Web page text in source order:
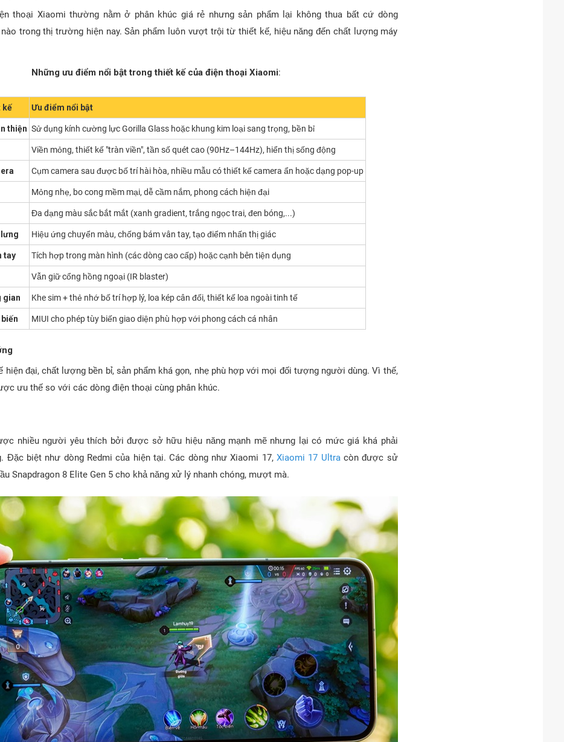
thoại Xiaomi thường nằm ở phân khúc giá rẻ nhưng sản phẩm lại không thua bất cứ dòng
trong thị trường hiện nay. Sản phẩm luôn vượt trội từ thiết kế, hiệu năng đến chất lượng máy
Những ưu điểm nổi bật trong thiết kế của điện thoại Xiaomi:
kế Ưu điểm nổi bật
thiện Sử dụng kính cường lực Gorilla Glass hoặc khung kim loại sang trọng, bền bỉ
Viền mỏng, thiết kế "tràn viền", tần số quét cao (90Hz–144Hz), hiển thị sống động
Cụm camera sau được bố trí hài hòa, nhiều mẫu có thiết kế camera ẩn hoặc dạng pop-up
Mỏng nhẹ, bo cong mềm mại, dễ cầm nắm, phong cách hiện đại
Đa dạng màu sắc bắt mắt (xanh gradient, trắng ngọc trai, đen bóng,...)
Hiệu ứng chuyển màu, chống bám vân tay, tạo điểm nhấn thị giác
tay Tích hợp trong màn hình (các dòng cao cấp) hoặc cạnh bên tiện dụng
Vẫn giữ cổng hồng ngoại (IR blaster)
gian Khe sim + thẻ nhớ bố trí hợp lý, loa kép cân đối, thiết kế loa ngoài tinh tế
biến MIUI cho phép tùy biến giao diện phù hợp với phong cách cá nhân
hiện đại, chất lượng bền bỉ, sản phẩm khá gọn, nhẹ phù hợp với mọi đối tượng người dùng. Vì thế,
ưu thế so với các dòng điện thoại cùng phân khúc.
nhiều người yêu thích bởi được sở hữu hiệu năng mạnh mẽ nhưng lại có mức giá khá phải
Đặc biệt như dòng Redmi của hiện tại. Các dòng như Xiaomi 17, Xiaomi 17 Ultracòn được sử
Snapdragon 8 Elite Gen 5 cho khả năng xử lý nhanh chóng, mượt mà.